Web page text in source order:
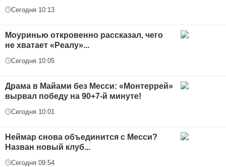
Сегодня 10:13
Моуринью откровенно рассказал, чего
не хватает «Реалу»...
Сегодня 10:05
Драма в Майами без Месси: «Монтеррей»
вырвал победу на 90+7-й минуте!
Сегодня 10:01
Неймар снова объединится с Месси?
Назван новый клуб...
Сегодня 09:54